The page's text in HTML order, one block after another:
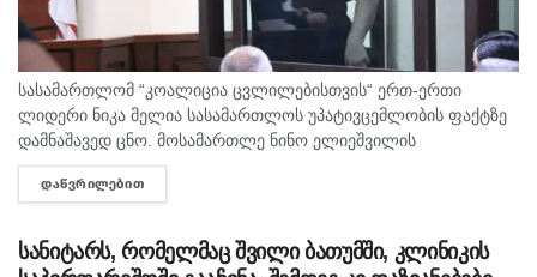
სასამართლომ “კოალიცია ცვლილებისთვის“ ერთ-ერთი
ლიდერი ნიკა მელია სასამართლოს უპატივცემლობის ფაქტზე
დამნაშავედ ცნო. მოსამართლე ნინო ელიეშვილის
გადაწყვეტილებით, ნიკა მელიას 1 წლით და 6 თვით
თავისუფლების აღკვეთა მიესაჯა, თუმცა აღნიშნულმა
ᲓᲐᲬᲕᲠᲘᲚᲔᲑᲘᲗ
სანიტარს, რომელმაც შვილი ბათუმში, კლინიკის